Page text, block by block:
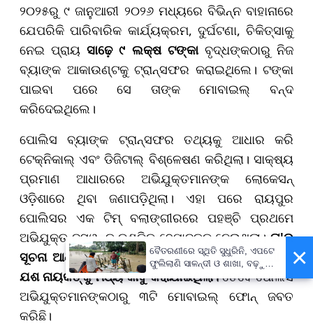
୨୦୨୫ରୁ ୯ ଜାନୁଆରୀ ୨୦୨୬ ମଧ୍ୟରେ ବିଭିନ୍ନ ବାହାନାରେ
ଯେପରିକି ପାରିବାରିକ କାର୍ଯ୍ୟକ୍ରମ, ଦୁର୍ଘଟଣା, ଚିକିତ୍ସାକୁ
ନେଇ ପ୍ରାୟସାଢ଼େ ୯ ଲକ୍ଷ ଟଙ୍କାବୃଦ୍ଧଙ୍କଠାରୁ ନିଜ
ବ୍ୟାଙ୍କ ଆକାଉଣ୍ଟକୁ ଟ୍ରାନ୍ସଫର କରାଇଥିଲେ। ଟଙ୍କା
ପାଇବା ପରେ ସେ ତାଙ୍କ ମୋବାଇଲ୍ ବନ୍ଦ
କରିଦେଇଥିଲେ।
ପୋଲିସ ବ୍ୟାଙ୍କ ଟ୍ରାନ୍ସଫର ତଥ୍ୟକୁ ଆଧାର କରି
ଟେକ୍ନିକାଲ୍ ଏବଂ ଡିଜିଟାଲ୍ ବିଶ୍ଳେଷଣ କରିଥିଲା। ସାକ୍ଷ୍ୟ
ପ୍ରମାଣ ଆଧାରରେ ଅଭିଯୁକ୍ତମାନଙ୍କ ଲୋକେସନ୍
ଓଡ଼ିଶାରେ ଥିବା ଜଣାପଡ଼ିଥିଲା। ଏହା ପରେ ରାୟପୁର
ପୋଲିସର ଏକ ଟିମ୍ ବଲାଙ୍ଗୀରରେ ପହଞ୍ଚି ପ୍ରଥମେ
ଅଭିଯୁକ୍ତ ଜସୱନ୍ତ ଡୁଣ୍ଡିକୁ ହେପାଜତକୁ ନେଇଥିଲା। ତା'ର
ସୂଚନା ଆଧାରରେ ଅନ୍ୟ ଦୁଇ ଅଭିଯୁକ୍ତ ମନୋଜ ରାଣା ଓ
ଯଶ ନାୟକଙ୍କୁ ମଧ୍ୟ କାବୁ କରାଯାଇଥିଲା।ତେବେ ପୋଲିସ
ଅଭିଯୁକ୍ତମାନଙ୍କଠାରୁ ୩ଟି ମୋବାଇଲ୍ ଫୋନ୍ ଜବତ
କରିଛି।
×
ବୈତରଣୀରେ ସ୍ଥିତି ସୁଧୁରିନି, ଏପଟେ
ଫୁଲିଲାଣି ସାଳନ୍ଦୀ ଓ ଶାଖା, ବଢ଼ୁଛି